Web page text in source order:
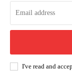
I've read and